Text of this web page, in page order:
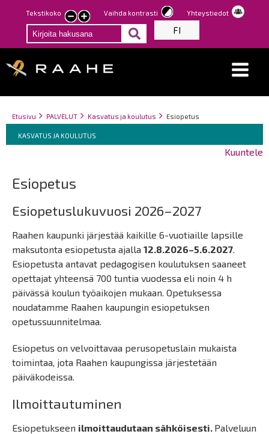
Hyppää
pääsisältöön
Tekstikoko
Pienennä
tekstin
kokoa
Suurenna
tekstin
kokoa
Vaihda kontrasti Yhteystiedot
FI
Breadcrumbs
You
here:
Etusivu PALVELUT Kasvatus ja koulutus Esiopetus
Breadcrumbs
You
are
KASVATUS JA KOULUTUS
Kuuntele
Esiopetus
Esiopetuslukuvuosi 2026–2027
Raahen kaupunki järjestää kaikille 6-vuotiaille lapsille
maksutonta esiopetusta ajalla 12.8.2026–5.6.2027.
Esiopetusta antavat pedagogisen koulutuksen saaneet
opettajat yhteensä 700 tuntia vuodessa eli noin 4 h
päivässä koulun työaikojen mukaan. Opetuksessa
noudatamme Raahen kaupungin esiopetuksen
opetussuunnitelmaa.
Esiopetus on velvoittavaa perusopetuslain mukaista
toimintaa, jota Raahen kaupungissa järjestetään
päiväkodeissa.
Ilmoittautuminen
Esiopetukseen ilmoittaudutaan sähköisesti. Palveluun